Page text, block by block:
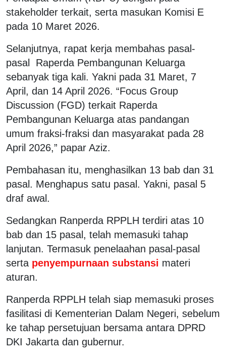
stakeholder terkait, serta masukan Komisi E
pada 10 Maret 2026.
Selanjutnya, rapat kerja membahas pasal-
pasal Raperda Pembangunan Keluarga
sebanyak tiga kali. Yakni pada 31 Maret, 7
April, dan 14 April 2026. “Focus Group
Discussion (FGD) terkait Raperda
Pembangunan Keluarga atas pandangan
umum fraksi-fraksi dan masyarakat pada 28
April 2026,” papar Aziz.
Pembahasan itu, menghasilkan 13 bab dan 31
pasal. Menghapus satu pasal. Yakni, pasal 5
draf awal.
Sedangkan Ranperda RPPLH terdiri atas 10
bab dan 15 pasal, telah memasuki tahap
lanjutan. Termasuk penelaahan pasal-pasal
serta penyempurnaan substansi materi
aturan.
Ranperda RPPLH telah siap memasuki proses
fasilitasi di Kementerian Dalam Negeri, sebelum
ke tahap persetujuan bersama antara DPRD
DKI Jakarta dan gubernur.